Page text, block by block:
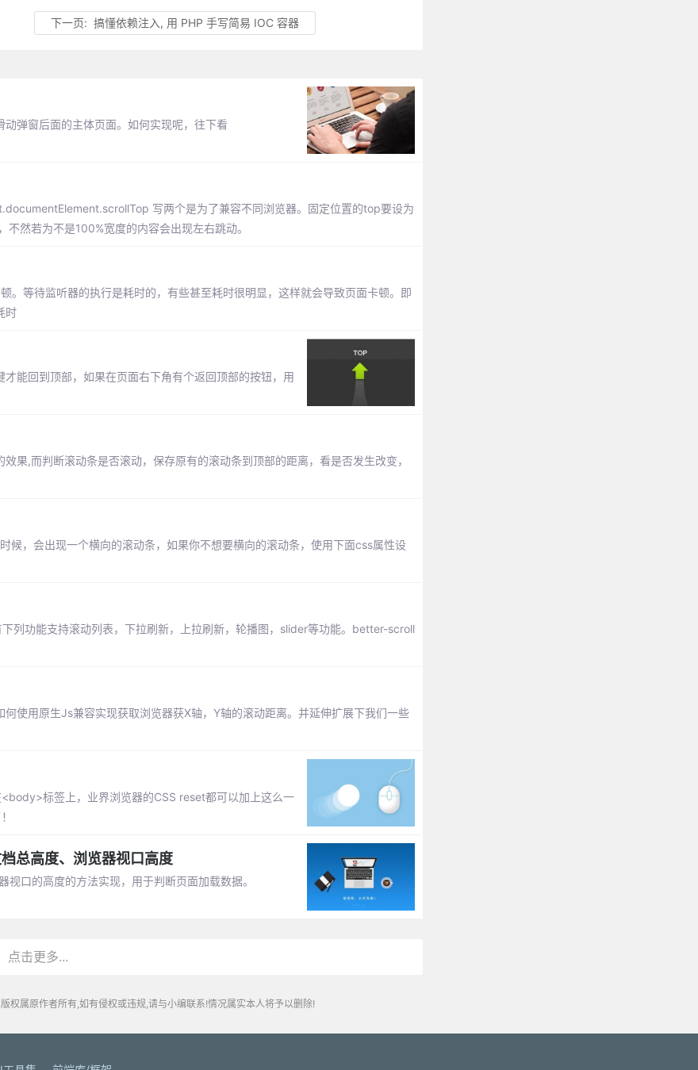
下一页:搞懂依赖注入, 用 PHP 手写简易 IOC 容器
弹窗后面的主体页面。如何实现呢，往下看
写两个是为了兼容不同浏览器。固定位置的top要设为
然若为不是100%宽度的内容会出现左右跳动。
。等待监听器的执行是耗时的，有些甚至耗时很明显，这样就会导致页面卡顿。即
时
能回到顶部，如果在页面右下角有个返回顶部的按钮，用
果,而判断滚动条是否滚动，保存原有的滚动条到顶部的距离，看是否发生改变，
，会出现一个横向的滚动条，如果你不想要横向的滚动条，使用下面css属性设
列功能支持滚动列表，下拉刷新，上拉刷新，轮播图，slider等功能。better-scroll
使用原生Js兼容实现获取浏览器获X轴，Y轴的滚动距离。并延伸扩展下我们一些
标签上，业界浏览器的CSS reset都可以加上这么一
总高度、浏览器视口高度
口的高度的方法实现，用于判断页面加载数据。
点击更多...
权属原作者所有,如有侵权或违规,请与小编联系!情况属实本人将予以删除!